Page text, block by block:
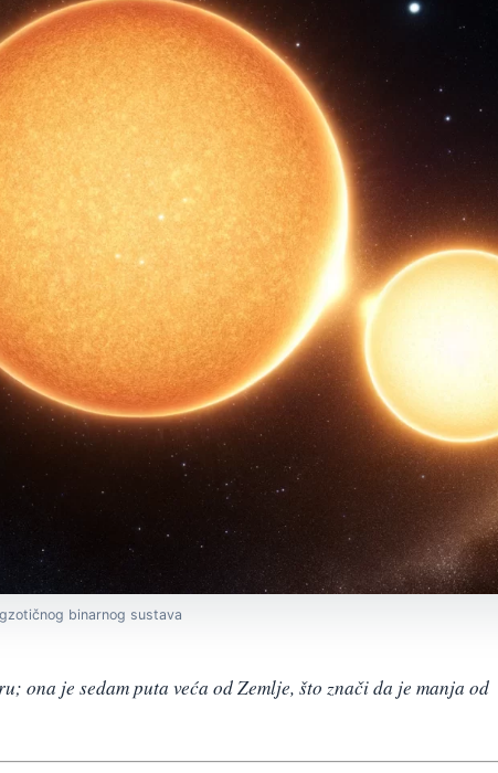
binarnog sustava
ona je sedam puta veća od Zemlje, što znači da je manja od